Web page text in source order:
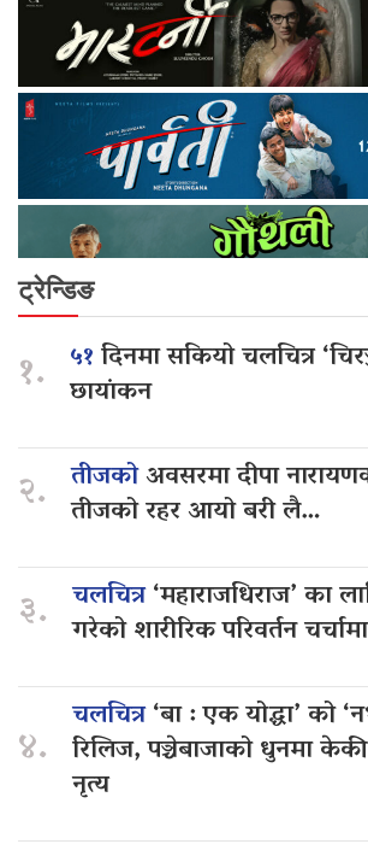
ट्रेन्डिङ
१. ५१दिनमा सकियो चलचित्र
छायांकन
२. तीजकोअवसरमा दीपा
तीजको रहर आयो बरी लै…
३. चलचित्र‘महाराजधिराज’ का
गरेको शारीरिक परिवर्तन चर्चामा
४.
चलचित्र‘बा : एक योद्धा’ को
रिलिज, पञ्चेबाजाको धुनमा
नृत्य